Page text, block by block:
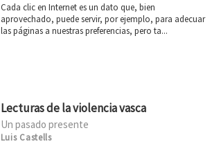
Cada clic en Internet es un dato que, bien
aprovechado, puede servir, por ejemplo, para adecuar
las páginas a nuestras preferencias, pero ta...
Lecturas de la violencia vasca
Un pasado presente
Luis Castells